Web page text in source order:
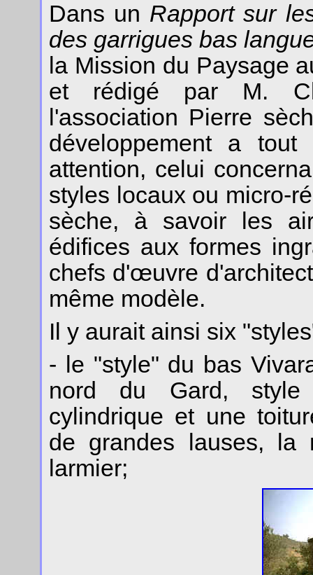
Dans un Rapport sur
des garrigues bas
la Mission du Paysage
et rédigé par M.
l'association Pierre
développement a tout
attention, celui
styles locaux ou micro-
sèche, à savoir les
édifices aux formes
chefs d'œuvre
même modèle.
Il y aurait ainsi six
- le "style" du bas
nord du Gard, style
cylindrique et une
de grandes lauses, la
larmier;